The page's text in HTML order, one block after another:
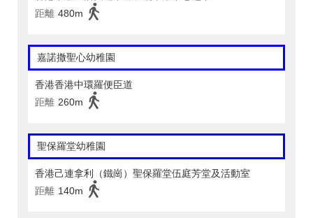
距離 480m
嘉諾撒聖心幼稚園
香港香港中環羅便臣道
距離 260m
聖保羅堂幼稚園
香港己連拿利（鐵崗）聖保羅堂伍庭芳堂及活動室
距離 140m